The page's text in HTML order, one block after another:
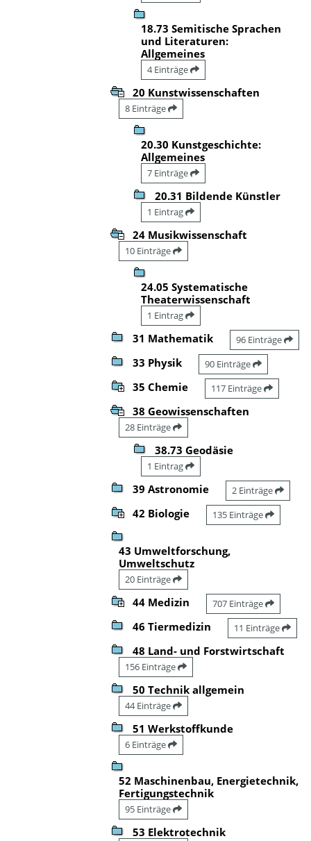
18.73 Semitische Sprachen
und Literaturen:
Allgemeines
4 Einträge
20 Kunstwissenschaften
8 Einträge
20.30 Kunstgeschichte:
Allgemeines
7 Einträge
20.31 Bildende Künstler
1 Eintrag
24 Musikwissenschaft
10 Einträge
24.05 Systematische
Theaterwissenschaft
1 Eintrag
31 Mathematik 96 Einträge
33 Physik 90 Einträge
35 Chemie 117 Einträge
38 Geowissenschaften
28 Einträge
38.73 Geodäsie
1 Eintrag
39 Astronomie 2 Einträge
42 Biologie 135 Einträge
43 Umweltforschung,
Umweltschutz
20 Einträge
44 Medizin 707 Einträge
46 Tiermedizin 11 Einträge
48 Land- und Forstwirtschaft
156 Einträge
50 Technik allgemein
44 Einträge
51 Werkstoffkunde
6 Einträge
52 Maschinenbau, Energietechnik,
Fertigungstechnik
95 Einträge
53 Elektrotechnik